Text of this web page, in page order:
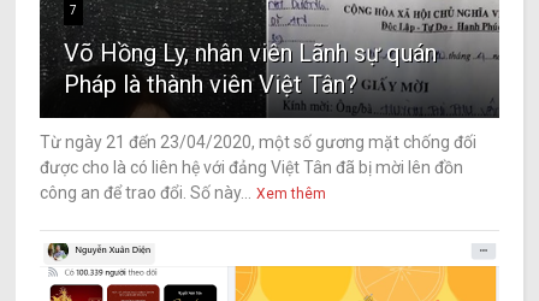
7
Võ Hồng Ly, nhân viên Lãnh sự quán
Pháp là thành viên Việt Tân?
Từ ngày 21 đến 23/04/2020, một số gương mặt chống đối
được cho là có liên hệ với đảng Việt Tân đã bị mời lên đồn
công an để trao đổi. Số này...
Xem thêm